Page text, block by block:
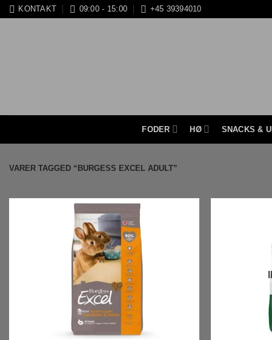
FortsætKONTAKT 09:00 - 15:00 +45 39394010
FODER HØ SNACKS &
VARER TAGGED “BURGESS EXCEL ADULT”